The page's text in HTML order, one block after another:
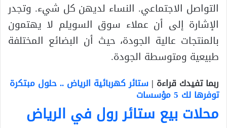
التواصل الاجتماعي. النساء لديهن كل شيء. وتجدر
الإشارة إلى أن عملاء سوق السويلم لا يهتمون
بالمنتجات عالية الجودة، حيث أن البضائع المختلفة
طبيعية ومتوسطة الجودة.
ربما تفيدك قراءة | ستائر كهربائية الرياض .. حلول مبتكرة
توفرها لك 5 مؤسسات
محلات بيع ستائر رول في الرياض